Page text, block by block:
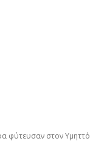
φύτευσαν στον Υμηττό